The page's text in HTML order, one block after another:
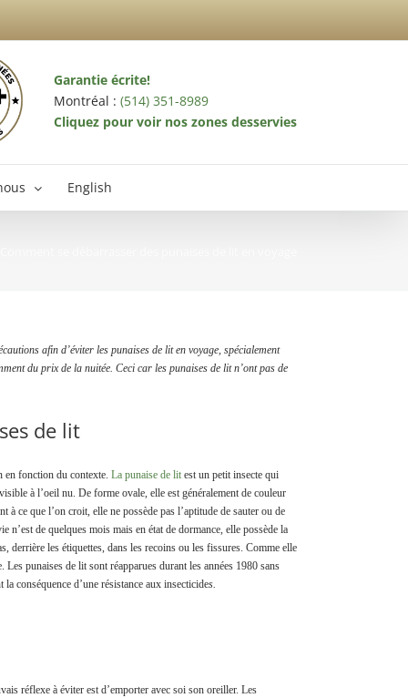
Garantie écrite!
Montréal : (514) 351-8989
Cliquez pour voir nos zones desservies
Laval
English
afin d’éviter les punaises de lit en voyage, spécialement
du prix de la nuitée. Ceci car les punaises de lit n’ont pas de
de lit
en fonction du contexte. La punaise de lit est un petit insecte qui
à l’oeil nu. De forme ovale, elle est généralement de couleur
ce que l’on croit, elle ne possède pas l’aptitude de sauter ou de
n’est de quelques mois mais en état de dormance, elle possède la
derrière les étiquettes, dans les recoins ou les fissures. Comme elle
punaises de lit sont réapparues durant les années 1980 sans
conséquence d’une résistance aux insecticides.
réflexe à éviter est d’emporter avec soi son oreiller. Les